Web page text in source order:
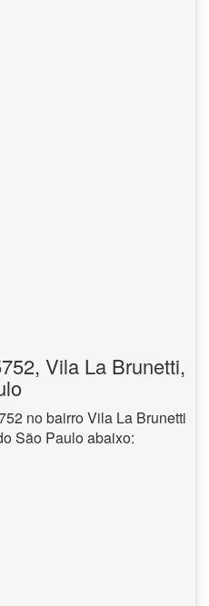
Vila La Brunetti,
no bairro Vila La Brunetti
São Paulo abaixo: